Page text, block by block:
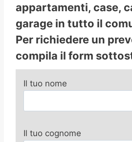
appartamenti, case,
garage in tutto il
Per richiedere un
compila il form
Il tuo nome
Il tuo cognome